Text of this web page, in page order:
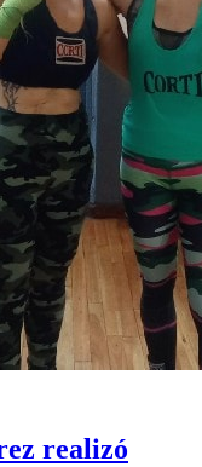
realizó